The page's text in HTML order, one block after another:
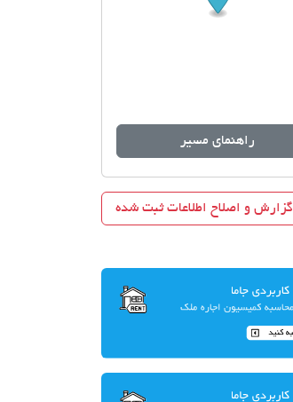
راهنمای مسیر
گزارش و اصلاح اطلاعات ثبت شده